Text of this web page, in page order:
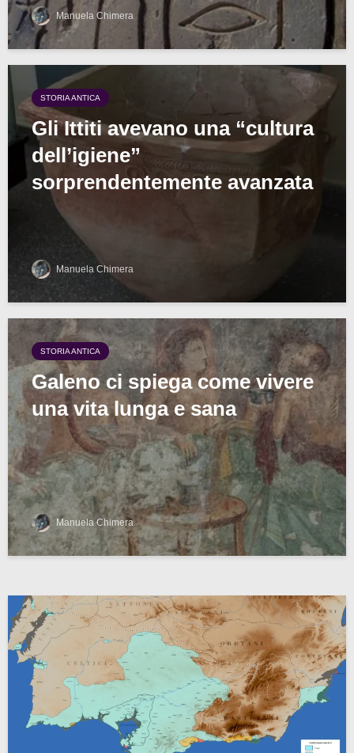
Manuela Chimera
STORIA ANTICA
Gli Ittiti avevano una “cultura
dell’igiene”
sorprendentemente avanzata
Manuela Chimera
STORIA ANTICA
Galeno ci spiega come vivere
una vita lunga e sana
Manuela Chimera